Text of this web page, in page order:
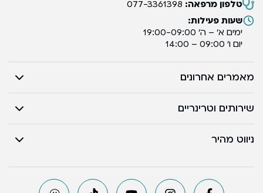
טלפון מרפאה: 077-3361398
שעות פעילות:
ימים א’ – ה’ 19:00-09:00
יום ו’ 09:00 – 14:00
מאמרים אחרונים
שירותים וטרינריים
ניווט מהיר